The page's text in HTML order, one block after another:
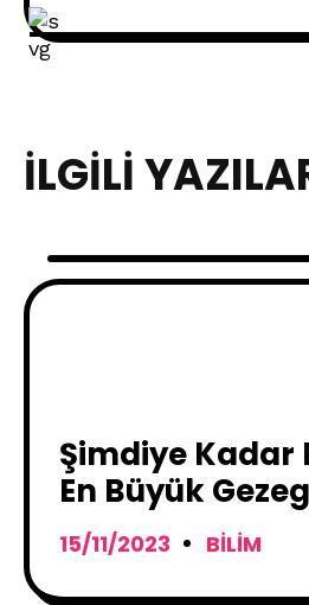
İLGILI
Şimdiye Kadar
En Büyük
Hangisi ?
15/11/2023 BILIM